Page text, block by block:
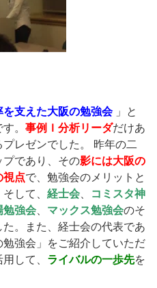
を支えた大阪の勉強会 」と
。 事例Ｉ分析リーダだけあ
レゼンでした。 昨年の二
プであり、その影には大阪の
視点で、勉強会のメリットと
して、 経士会
コミスタ神
勉強会 マックス勉強会のそ
。また、経士会の代表であ
強会」をご紹介していただ
して、 ライバルの一歩先を